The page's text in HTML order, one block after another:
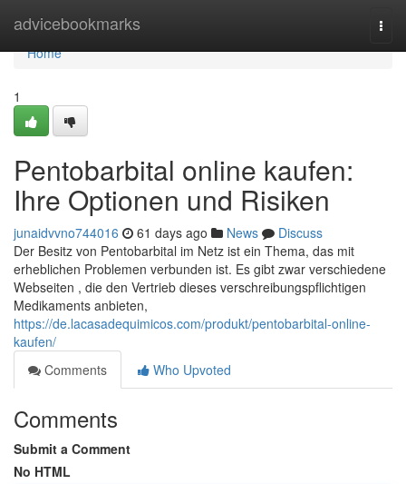
advicebookmarks
Home
Home
1
Pentobarbital online kaufen:
Ihre Optionen und Risiken
junaidvvno744016 61 days ago News
Discuss
Der Besitz von Pentobarbital im Netz ist ein Thema, das mit
erheblichen Problemen verbunden ist. Es gibt zwar verschiedene
Webseiten , die den Vertrieb dieses verschreibungspflichtigen
Medikaments anbieten,
https://de.lacasadequimicos.com/produkt/pentobarbital-online-
kaufen/
Comments
Who Upvoted
Comments
Submit a Comment
No HTML